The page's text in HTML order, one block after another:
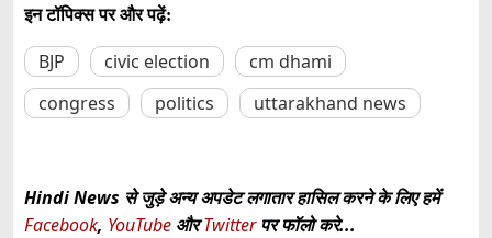
इन टॉपिक्स पर और पढ़ें:
BJP civic election
cm dhami
congress
politics uttarakhand news
Hindi News से जुड़े अन्य अपडेट लगातार हासिल करने के लिए हमें
Facebook, YouTube औरTwitterपर फॉलो करे...